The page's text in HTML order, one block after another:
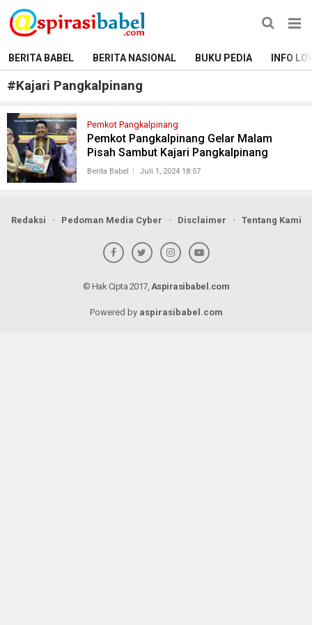
BERITA BABEL BERITA NASIONAL BUKU PEDIA INFO
#Kajari Pangkalpinang
Pemkot Pangkalpinang
Pemkot Pangkalpinang Gelar Malam
Pisah Sambut Kajari Pangkalpinang
Berita Babel Juli 1, 2024 18:57
Redaksi Pedoman Media Cyber Disclaimer Tentang Kami
© Hak Cipta 2017, Aspirasibabel.com
Powered by aspirasibabel.com